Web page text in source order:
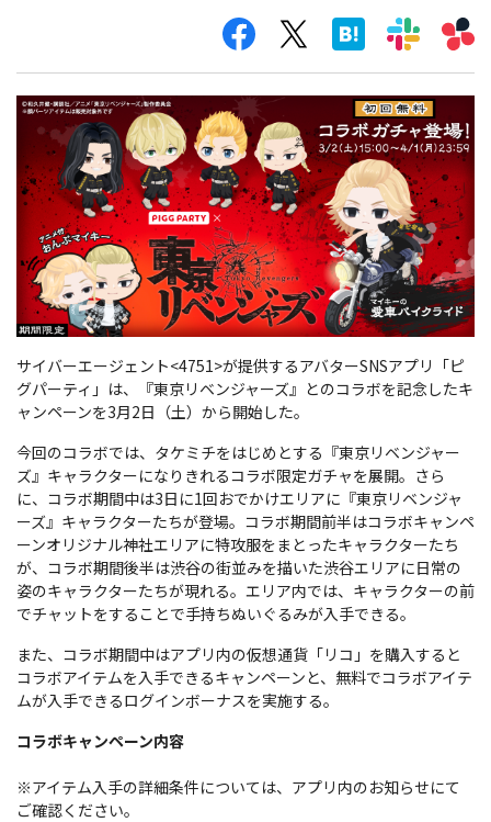
サイバーエージェント<4751>が提供するアバターSNSアプリ「ピ
グパーティ」は、『東京リベンジャーズ』とのコラボを記念したキ
ャンペーンを3月2日（土）から開始した。
今回のコラボでは、タケミチをはじめとする『東京リベンジャー
ズ』キャラクターになりきれるコラボ限定ガチャを展開。さら
に、コラボ期間中は3日に1回おでかけエリアに『東京リベンジャ
ーズ』キャラクターたちが登場。コラボ期間前半はコラボキャンペ
ーンオリジナル神社エリアに特攻服をまとったキャラクターたち
が、コラボ期間後半は渋谷の街並みを描いた渋谷エリアに日常の
姿のキャラクターたちが現れる。エリア内では、キャラクターの前
でチャットをすることで手持ちぬいぐるみが入手できる。
また、コラボ期間中はアプリ内の仮想通貨「リコ」を購入すると
コラボアイテムを入手できるキャンペーンと、無料でコラボアイテ
ムが入手できるログインボーナスを実施する。
コラボキャンペーン内容
※アイテム入手の詳細条件については、アプリ内のお知らせにて
ご確認ください。